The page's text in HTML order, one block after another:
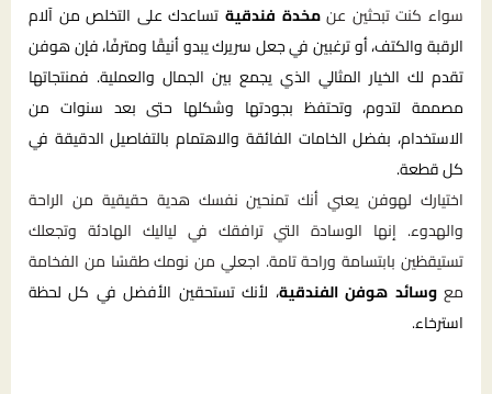
سواء كنت تبحثين عنمخدة فندقية تساعدك على التخلص من آلام
الرقبة والكتف، أو ترغبين في جعل سريرك يبدو أنيقًا ومترفًا، فإن هوفن
تقدم لك الخيار المثالي الذي يجمع بين الجمال والعملية. فمنتجاتها
مصممة لتدوم، وتحتفظ بجودتها وشكلها حتى بعد سنوات من
الاستخدام، بفضل الخامات الفائقة والاهتمام بالتفاصيل الدقيقة في
كل قطعة.
اختيارك لهوفن يعني أنك تمنحين نفسك هدية حقيقية من الراحة
والهدوء. إنها الوسادة التي ترافقك في لياليك الهادئة وتجعلك
تستيقظين بابتسامة وراحة تامة. اجعلي من نومك طقسًا من الفخامة
معوسائد هوفن الفندقية، لأنك تستحقين الأفضل في كل لحظة
استرخاء.